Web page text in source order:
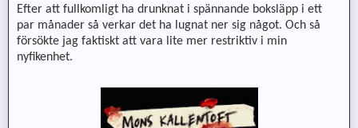
Efter att fullkomligt ha drunknat i spännande boksläpp i ett
par månader så verkar det ha lugnat ner sig något. Och så
försökte jag faktiskt att vara lite mer restriktiv i min
nyfikenhet.